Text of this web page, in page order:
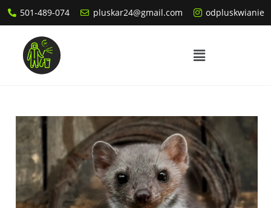
501-489-074 pluskar24@gmail.com odpluskwianie